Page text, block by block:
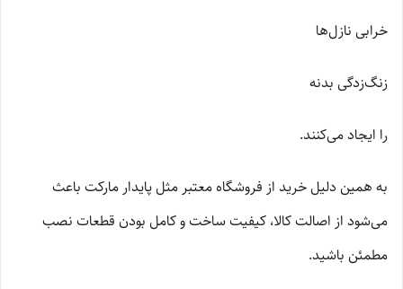
خرابی نازل‌ها
زنگ‌زدگی بدنه
را ایجاد می‌کنند.
به همین دلیل خرید از فروشگاه معتبر مثل پایدار مارکت باعث
می‌شود از اصالت کالا، کیفیت ساخت و کامل بودن قطعات نصب
مطمئن باشید.